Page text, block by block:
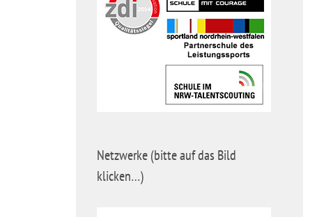
Netzwerke (bitte auf das Bild
klicken…)